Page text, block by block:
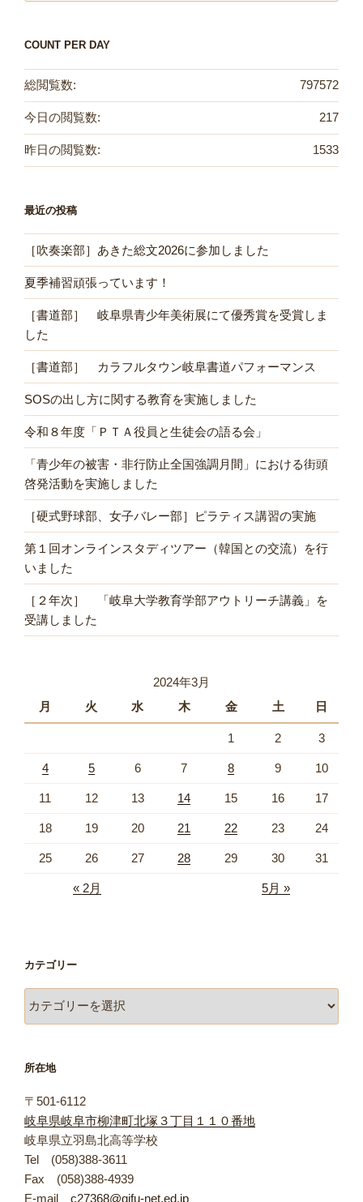
COUNT PER DAY
797572
総閲覧数:
217
今日の閲覧数:
1533
昨日の閲覧数:
最近の投稿
［吹奏楽部］あきた総文2026に参加しました
夏季補習頑張っています！
［書道部］ 岐阜県青少年美術展にて優秀賞を受賞しま
した
［書道部］ カラフルタウン岐阜書道パフォーマンス
SOSの出し方に関する教育を実施しました
令和８年度「ＰＴＡ役員と生徒会の語る会」
「青少年の被害・非行防止全国強調月間」における街頭
啓発活動を実施しました
［硬式野球部、女子バレー部］ピラティス講習の実施
第１回オンラインスタディツアー（韓国との交流）を行
いました
［２年次］ 「岐阜大学教育学部アウトリーチ講義」を
受講しました
2024年3月
月
火 水 木 金 土 日
1 2 3
4 5 6 7 8 9 10
11 12 13 14 15 16 17
18 19 20 21 22 23 24
25 26 27 28 29 30 31
« 2月 5月 »
カテゴリー
テ
ー
所在地
〒501-6112
岐阜県岐阜市柳津町北塚３丁目１１０番地
岐阜県立羽島北高等学校
Tel (058)388-3611
Fax (058)388-4939
E-mail c27368@gifu-net.ed.jp